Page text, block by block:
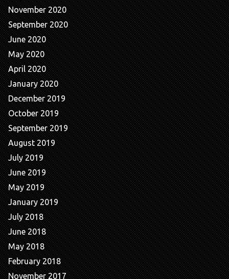
November 2020
September 2020
June 2020
May 2020
April 2020
January 2020
December 2019
October 2019
September 2019
August 2019
July 2019
June 2019
May 2019
January 2019
July 2018
June 2018
May 2018
February 2018
November 2017